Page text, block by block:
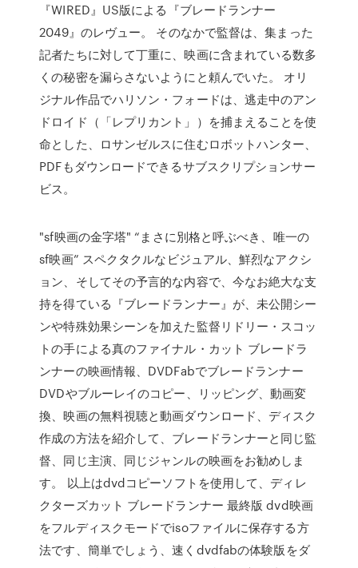
『WIRED』US版による『ブレードランナー
2049』のレヴュー。 そのなかで監督は、集まった
記者たちに対して丁重に、映画に含まれている数多
くの秘密を漏らさないようにと頼んでいた。 オリ
ジナル作品でハリソン・フォードは、逃走中のアン
ドロイド（「レプリカント」）を捕まえることを使
命とした、ロサンゼルスに住むロボットハンター、
PDFもダウンロードできるサブスクリプションサー
ビス。
"sf映画の金字塔" “まさに別格と呼ぶべき、唯一の
sf映画” スペクタクルなビジュアル、鮮烈なアクシ
ョン、そしてその予言的な内容で、今なお絶大な支
持を得ている『ブレードランナー』が、未公開シー
ンや特殊効果シーンを加えた監督リドリー・スコッ
トの手による真のファイナル・カット ブレードラ
ンナーの映画情報、DVDFabでブレードランナー
DVDやブルーレイのコピー、リッピング、動画変
換、映画の無料視聴と動画ダウンロード、ディスク
作成の方法を紹介して、ブレードランナーと同じ監
督、同じ主演、同じジャンルの映画をお勧めしま
す。 以上はdvdコピーソフトを使用して、ディレ
クターズカット ブレードランナー 最終版 dvd映画
をフルディスクモードでisoファイルに保存する方
法です、簡単でしょう、速くdvdfabの体験版をダ